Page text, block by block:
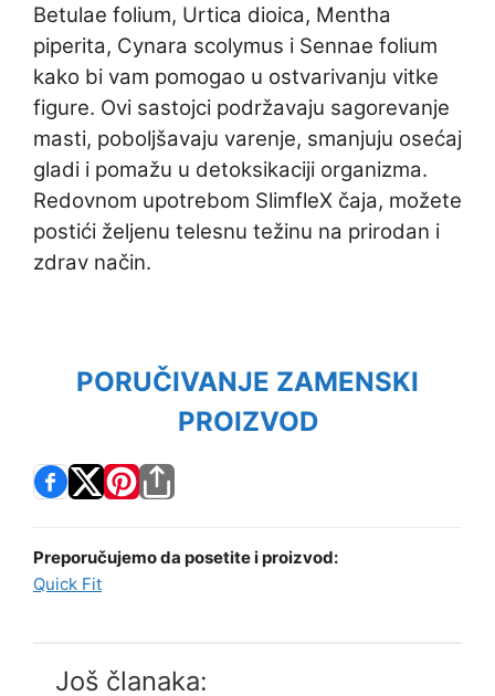
Betulae folium, Urtica dioica, Mentha
piperita, Cynara scolymus i Sennae folium
kako bi vam pomogao u ostvarivanju vitke
figure. Ovi sastojci podržavaju sagorevanje
masti, poboljšavaju varenje, smanjuju osećaj
gladi i pomažu u detoksikaciji organizma.
Redovnom upotrebom SlimfleX čaja, možete
postići željenu telesnu težinu na prirodan i
zdrav način.
PORUČIVANJE ZAMENSKI
PROIZVOD
Preporučujemo da posetite i proizvod:
Quick Fit
Još članaka: